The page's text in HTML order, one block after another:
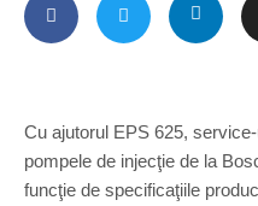
Cu ajutorul EPS 625,
pompele de injecţie de la
funcţie de specificaţiile